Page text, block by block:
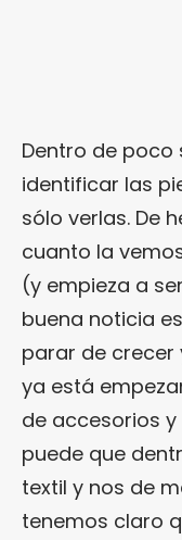
Dentro de
identificar las
sólo verlas. De
cuanto la
(y empieza a
buena noticia
parar de crecer
ya está
de accesorios
puede que
textil y nos de
tenemos claro